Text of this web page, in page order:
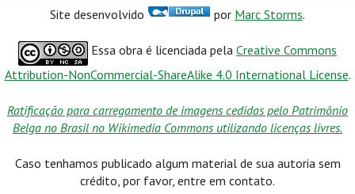
Site desenvolvido por Marc Storms.
Essa obra é licenciada pela Creative Commons
Attribution-NonCommercial-ShareAlike 4.0 International License.
Ratificação para carregamento de imagens cedidas pelo Patrimônio
Belga no Brasil no Wikimedia Commons utilizando licenças livres.
Caso tenhamos publicado algum material de sua autoria sem
crédito, por favor, entre em contato.